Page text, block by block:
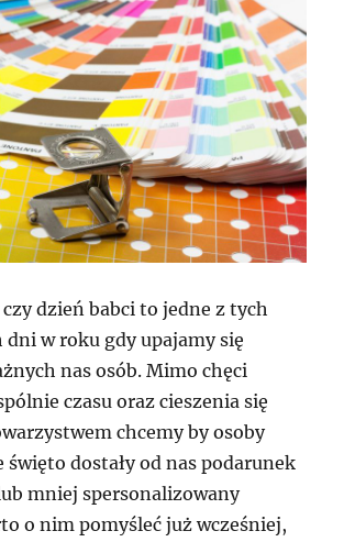
dzień babci to jedne z tych
w roku gdy upajamy się
nas osób. Mimo chęci
czasu oraz cieszenia się
chcemy by osoby
święto dostały od nas podarunek
mniej spersonalizowany
o nim pomyśleć już wcześniej,